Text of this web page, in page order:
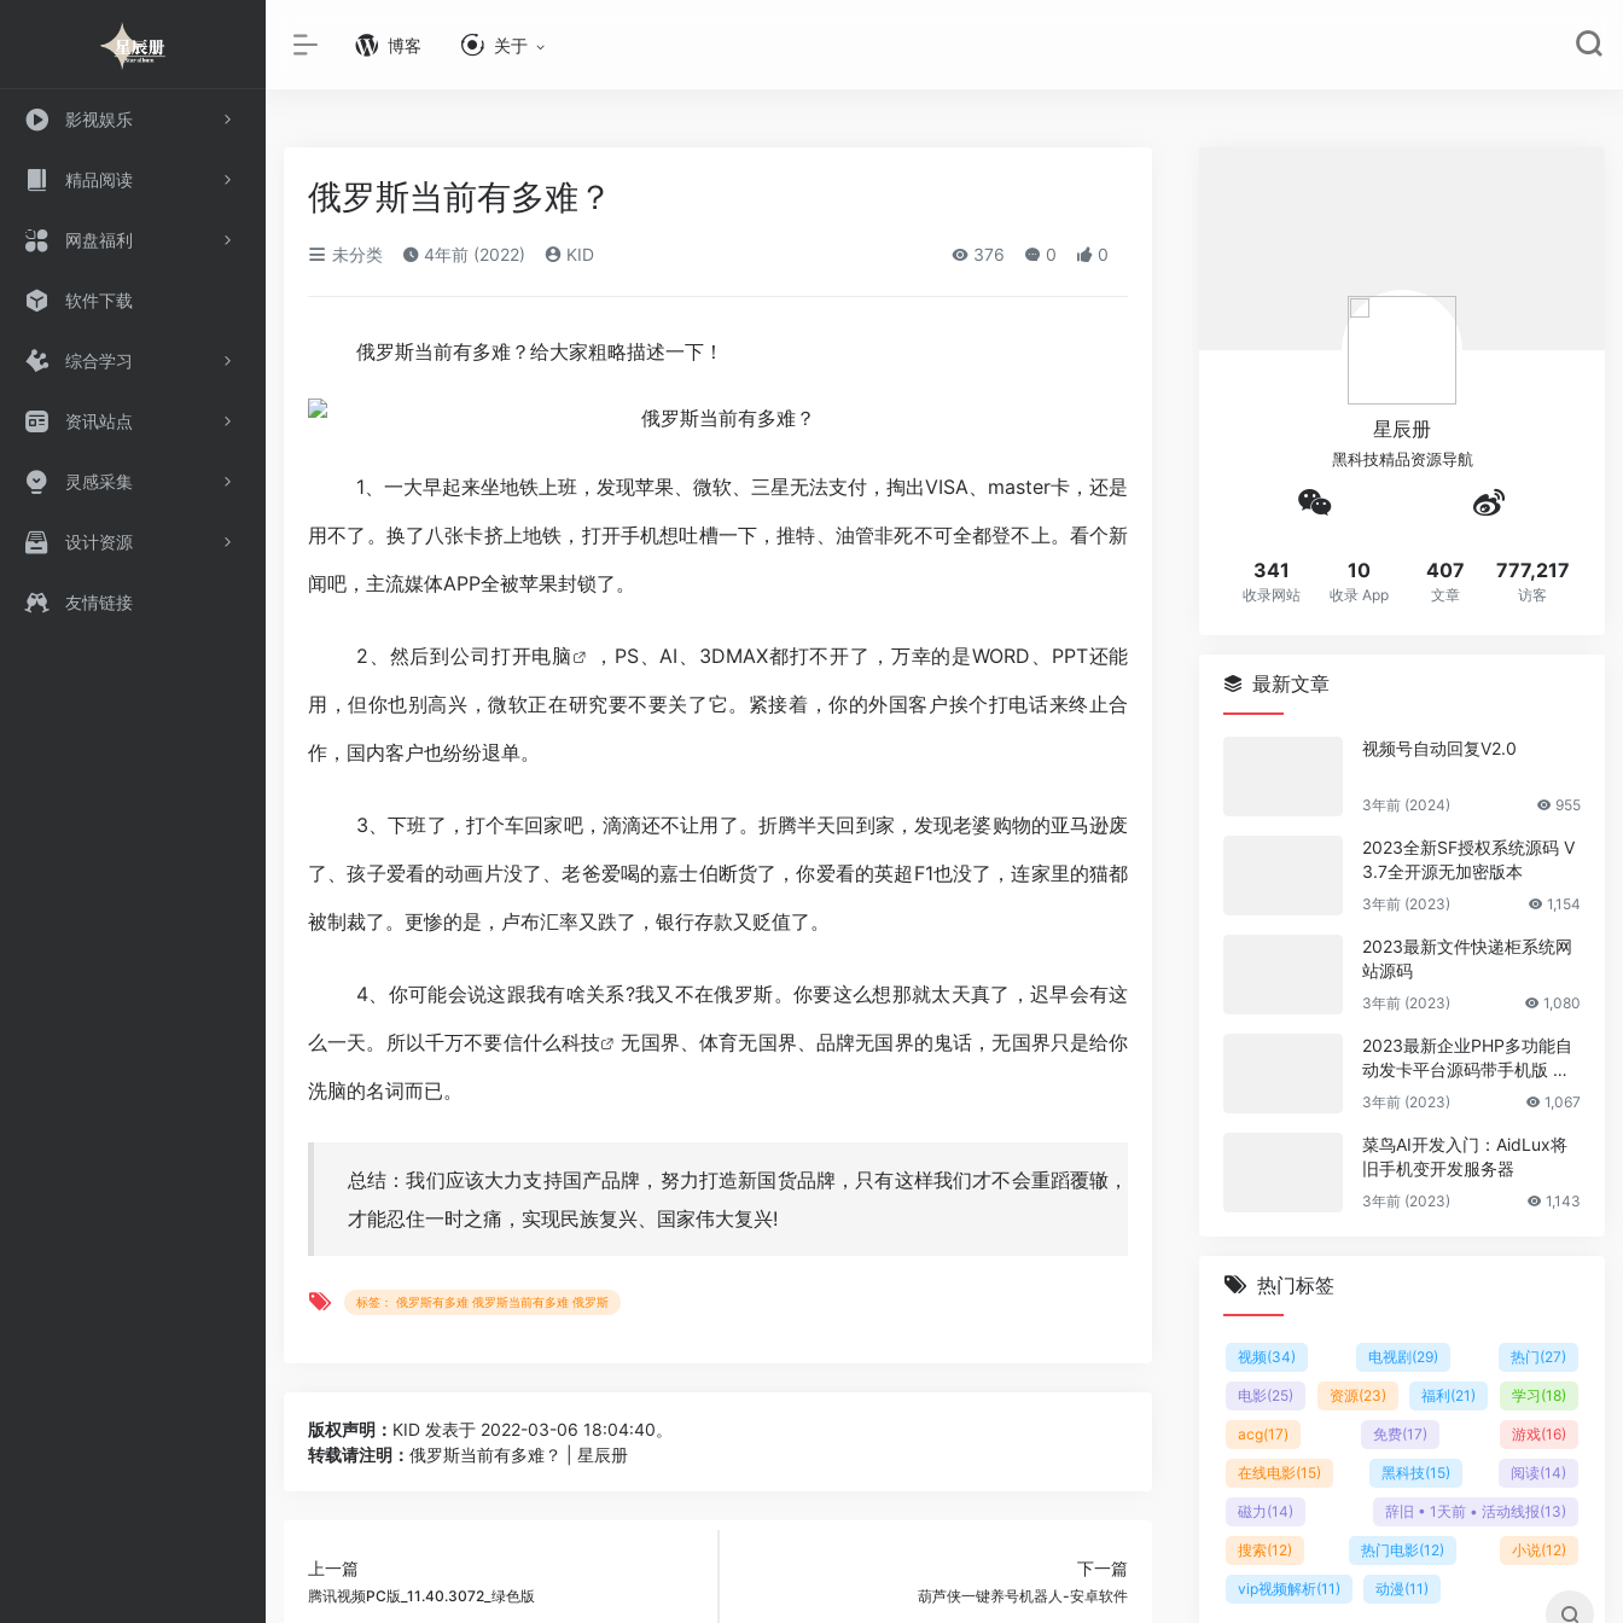
影视娱乐
精品阅读
网盘福利
软件下载
综合学习
资讯站点
灵感采集
设计资源
友情链接
博客 关于
俄罗斯当前有多难？
未分类 4年前 (2022) KID 376 0 0
俄罗斯当前有多难？给大家粗略描述一下！
1、一大早起来坐地铁上班，发现苹果、微软、三星无法支付，掏出VISA、master卡，还是
用不了。换了八张卡挤上地铁，打开手机想吐槽一下，推特、油管非死不可全都登不上。看个新
闻吧，主流媒体APP全被苹果封锁了。
2、然后到公司打开电脑
，PS、AI、3DMAX都打不开了，万幸的是WORD、PPT还能
用，但你也别高兴，微软正在研究要不要关了它。紧接着，你的外国客户挨个打电话来终止合
作，国内客户也纷纷退单。
3、下班了，打个车回家吧，滴滴还不让用了。折腾半天回到家，发现老婆购物的亚马逊废
了、孩子爱看的动画片没了、老爸爱喝的嘉士伯断货了，你爱看的英超F1也没了，连家里的猫都
被制裁了。更惨的是，卢布汇率又跌了，银行存款又贬值了。
4、你可能会说这跟我有啥关系?我又不在俄罗斯。你要这么想那就太天真了，迟早会有这
么一天。所以千万不要信什么科技
无国界、体育无国界、品牌无国界的鬼话，无国界只是给你
洗脑的名词而已。
总结：我们应该大力支持国产品牌，努力打造新国货品牌，只有这样我们才不会重蹈覆辙，
才能忍住一时之痛，实现民族复兴、国家伟大复兴!
标签： 俄罗斯有多难 俄罗斯当前有多难 俄罗斯
版权声明： KID 发表于 2022-03-06 18:04:40。
转载请注明： 俄罗斯当前有多难？ | 星辰册
上一篇
腾讯视频PC版_11.40.3072_绿色版
下一篇
葫芦侠一键养号机器人-安卓软件
星辰册
黑科技精品资源导航
341
收录网站
10
收录 App
407
文章
777,217
访客
最新文章
视频号自动回复V2.0
3年前 (2024) 955
2023全新SF授权系统源码 V
3.7全开源无加密版本
3年前 (2023) 1,154
2023最新文件快递柜系统网
站源码
3年前 (2023) 1,080
2023最新企业PHP多功能自
动发卡平台源码带手机版 带
多套商户模板
3年前 (2023) 1,067
菜鸟AI开发入门：AidLux将
旧手机变开发服务器
3年前 (2023) 1,143
热门标签
视频(34) 电视剧(29) 热门(27)
电影(25) 资源(23) 福利(21) 学习(18)
acg(17) 免费(17) 游戏(16)
在线电影(15) 黑科技(15) 阅读(14)
磁力 (14) 辞旧 • 1天前 • 活动线报(13)
搜索(12) 热门电影(12) 小说(12)
vip视频解析(11) 动漫(11)